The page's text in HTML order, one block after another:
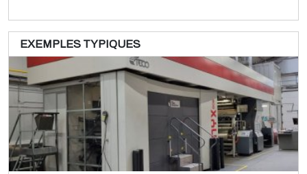
UTECO DIAMOND HP 108
Printing machines
EXEMPLES TYPIQUES